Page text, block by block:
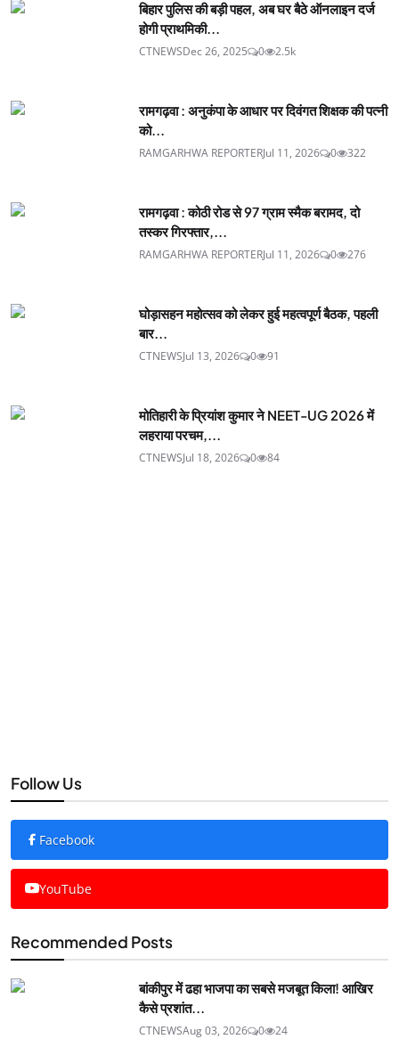
बिहार पुलिस की बड़ी पहल, अब घर बैठे ऑनलाइन दर्ज
होगी प्राथमिकी...
CTNEWSDec 26, 2025 0 2.5k
रामगढ़वा : अनुकंपा के आधार पर दिवंगत शिक्षक की पत्नी
को...
RAMGARHWA REPORTERJul 11, 2026 0 322
रामगढ़वा : कोठी रोड से 97 ग्राम स्मैक बरामद, दो
तस्कर गिरफ्तार,...
RAMGARHWA REPORTERJul 11, 2026 0 276
घोड़ासहन महोत्सव को लेकर हुई महत्वपूर्ण बैठक, पहली
बार...
CTNEWSJul 13, 2026 0 91
मोतिहारी के प्रियांश कुमार ने NEET-UG 2026 में
लहराया परचम,...
CTNEWSJul 18, 2026 0 84
Follow Us
Facebook
YouTube
Recommended Posts
बांकीपुर में ढहा भाजपा का सबसे मजबूत किला! आखिर
कैसे प्रशांत...
CTNEWSAug 03, 2026 0 24